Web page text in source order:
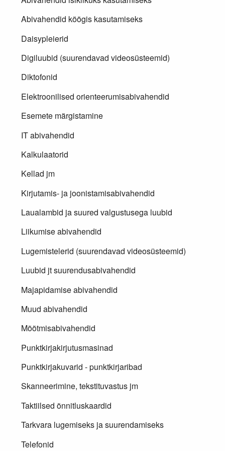
Abivahendid köögis kasutamiseks
Daisypleierid
Digiluubid (suurendavad videosüsteemid)
Diktofonid
Elektroonilised orienteerumisabivahendid
Esemete märgistamine
IT abivahendid
Kalkulaatorid
Kellad jm
Kirjutamis- ja joonistamisabivahendid
Laualambid ja suured valgustusega luubid
Liikumise abivahendid
Lugemistelerid (suurendavad videosüsteemid)
Luubid jt suurendusabivahendid
Majapidamise abivahendid
Muud abivahendid
Mõõtmisabivahendid
Punktkirjakirjutusmasinad
Punktkirjakuvarid - punktkirjaribad
Skanneerimine, tekstituvastus jm
Taktiilsed õnnitluskaardid
Tarkvara lugemiseks ja suurendamiseks
Telefonid